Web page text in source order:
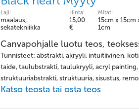
Laji:
maalaus,
sekatekniikka
Hinta:
15,00
€
Mitat:
15cm x 15cm
1cm
Canvapohjalle luotu teos,
Tunnisteet: abstrakti, akryyli, intuitiivinen,
taide, taulubstrakti, taulukryyli, acryl
struktuuriabstrakti, struktuuria, sisustus,
Katso teosta tai osta teos